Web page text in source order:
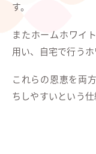
す。
またホームホワイ
用い、自宅で行うホ
これらの恩恵を両
ちしやすいという仕